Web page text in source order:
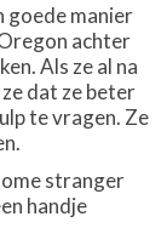
goede manier
achter
Als ze al na
dat ze beter
te vragen. Ze
stranger
handje